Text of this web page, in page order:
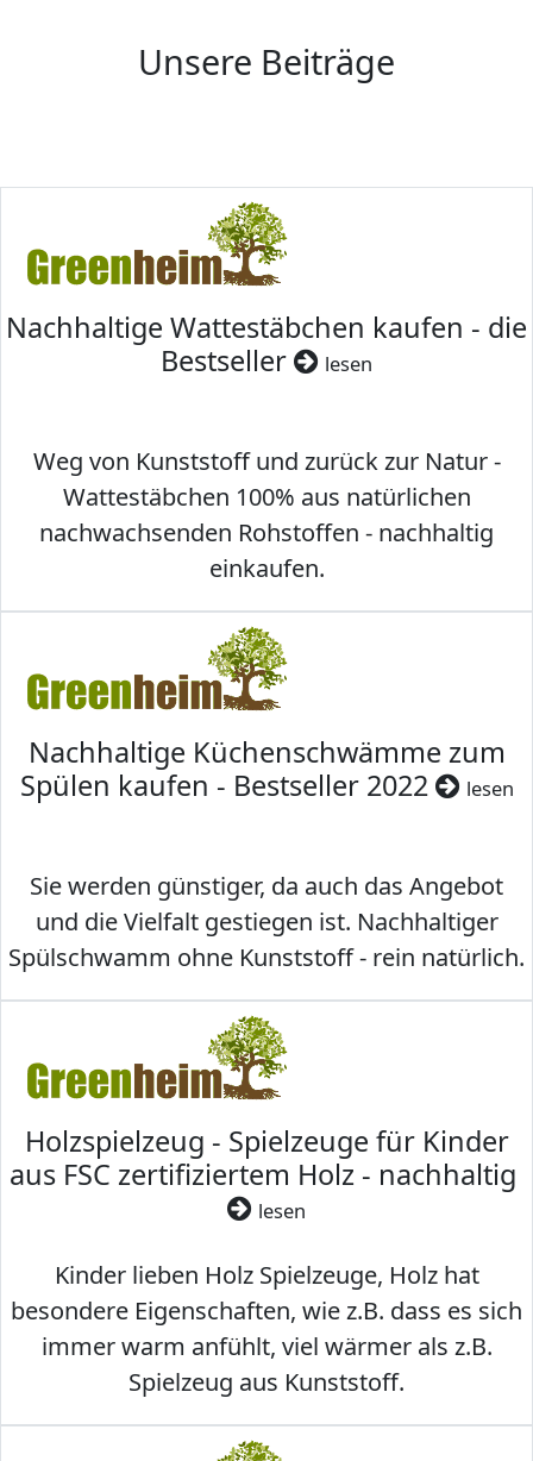
Unsere Beiträge
Nachhaltige Wattestäbchen kaufen - die
Bestseller
lesen
Weg von Kunststoff und zurück zur Natur -
Wattestäbchen 100% aus natürlichen
nachwachsenden Rohstoffen - nachhaltig
einkaufen.
Nachhaltige Küchenschwämme zum
Spülen kaufen - Bestseller 2022
lesen
Sie werden günstiger, da auch das Angebot
und die Vielfalt gestiegen ist. Nachhaltiger
Spülschwamm ohne Kunststoff - rein natürlich.
Holzspielzeug - Spielzeuge für Kinder
aus FSC zertifiziertem Holz - nachhaltig
lesen
Kinder lieben Holz Spielzeuge, Holz hat
besondere Eigenschaften, wie z.B. dass es sich
immer warm anfühlt, viel wärmer als z.B.
Spielzeug aus Kunststoff.